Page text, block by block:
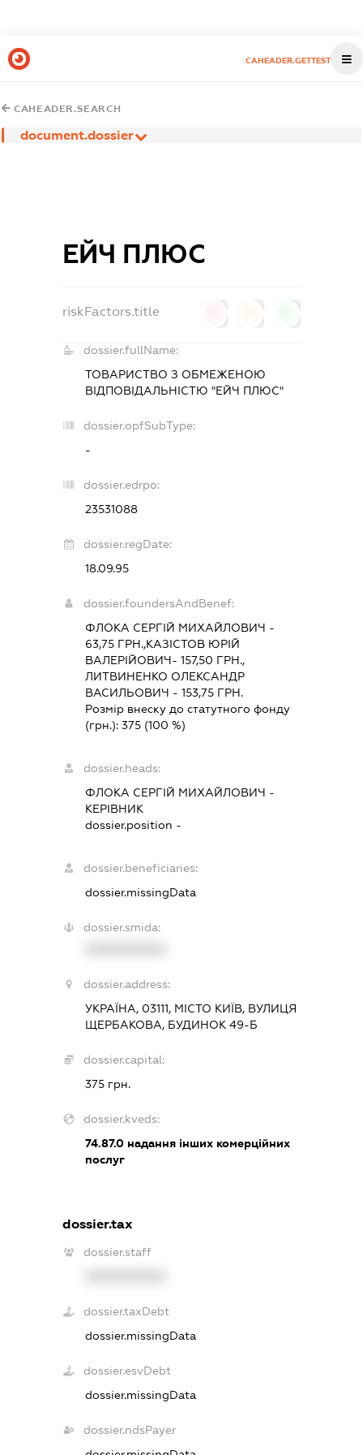
CAHEADER.GETTEST
CAHEADER.SEARCH
document.dossier
ЕЙЧ ПЛЮС
riskFactors.title
dossier.fullName:
ТОВАРИСТВО З ОБМЕЖЕНОЮ
ВІДПОВІДАЛЬНІСТЮ "ЕЙЧ ПЛЮС"
dossier.opfSubType:
-
dossier.edrpo:
23531088
dossier.regDate:
18.09.95
dossier.foundersAndBenef:
ФЛОКА СЕРГІЙ МИХАЙЛОВИЧ -
63,75 ГРН.,КАЗІСТОВ ЮРІЙ
ВАЛЕРІЙОВИЧ- 157,50 ГРН.,
ЛИТВИНЕНКО ОЛЕКСАНДР
ВАСИЛЬОВИЧ - 153,75 ГРН.
Розмір внеску до статутного фонду
(грн.):375 (100 %)
dossier.heads:
ФЛОКА СЕРГІЙ МИХАЙЛОВИЧ -
КЕРІВНИК
dossier.position -
dossier.beneficiaries:
dossier.missingData
dossier.smida:
dossier.address:
УКРАЇНА, 03111, МІСТО КИЇВ, ВУЛИЦЯ
ЩЕРБАКОВА, БУДИНОК 49-Б
dossier.capital:
375 грн.
dossier.kveds:
74.87.0 надання інших комерційних
послуг
dossier.tax
dossier.staff
dossier.taxDebt
dossier.missingData
dossier.esvDebt
dossier.missingData
dossier.ndsPayer